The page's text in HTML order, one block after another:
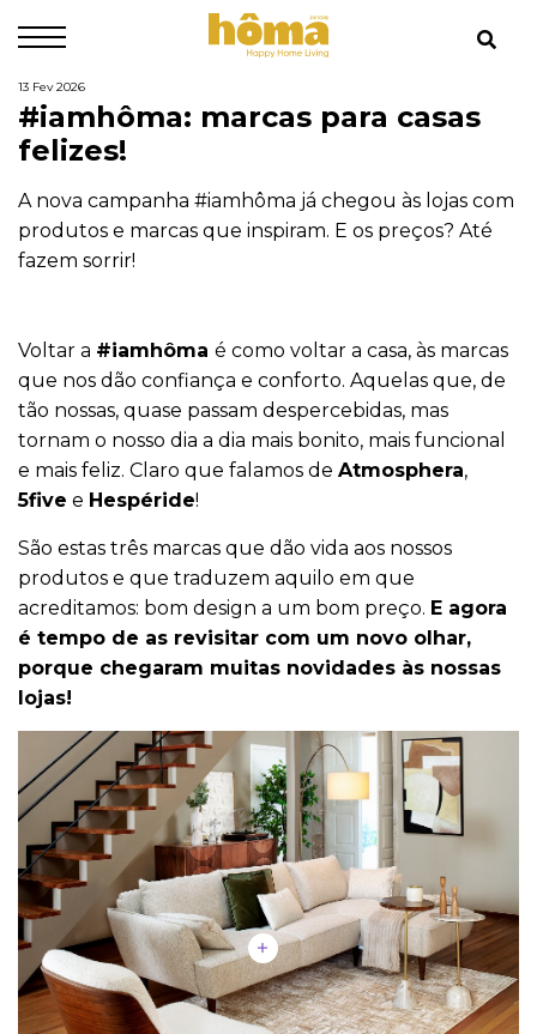
13 Fev 2026
#iamhôma: marcas para casas
felizes!
A nova campanha #iamhôma já chegou às lojas com
produtos e marcas que inspiram. E os preços? Até
fazem sorrir!
Voltar a #iamhôma é como voltar a casa, às marcas
que nos dão confiança e conforto. Aquelas que, de
tão nossas, quase passam despercebidas, mas
tornam o nosso dia a dia mais bonito, mais funcional
e mais feliz. Claro que falamos de Atmosphera,
5five e Hespéride!
São estas três marcas que dão vida aos nossos
produtos e que traduzem aquilo em que
acreditamos: bom design a um bom preço. E agora
é tempo de as revisitar com um novo olhar,
porque chegaram muitas novidades às nossas
lojas!